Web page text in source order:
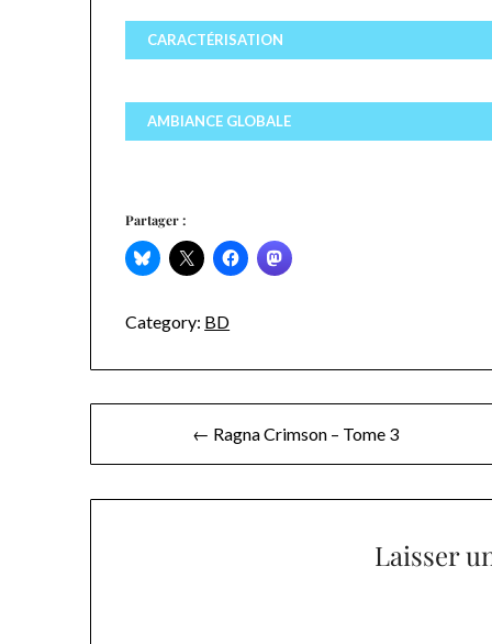
CARACTÉRISATION
AMBIANCE GLOBALE
Partager :
Category: BD
Navigation
de
l’article
← Ragna Crimson – Tome 3
Laisser